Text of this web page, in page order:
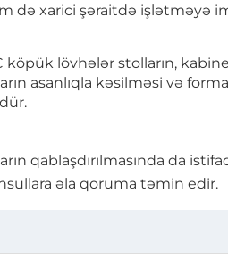
də xarici şəraitdə işlətməyə
köpük lövhələr stolların,
asanlıqla kəsilməsi və
qablaşdırılmasında da
əla qoruma təmin edir.